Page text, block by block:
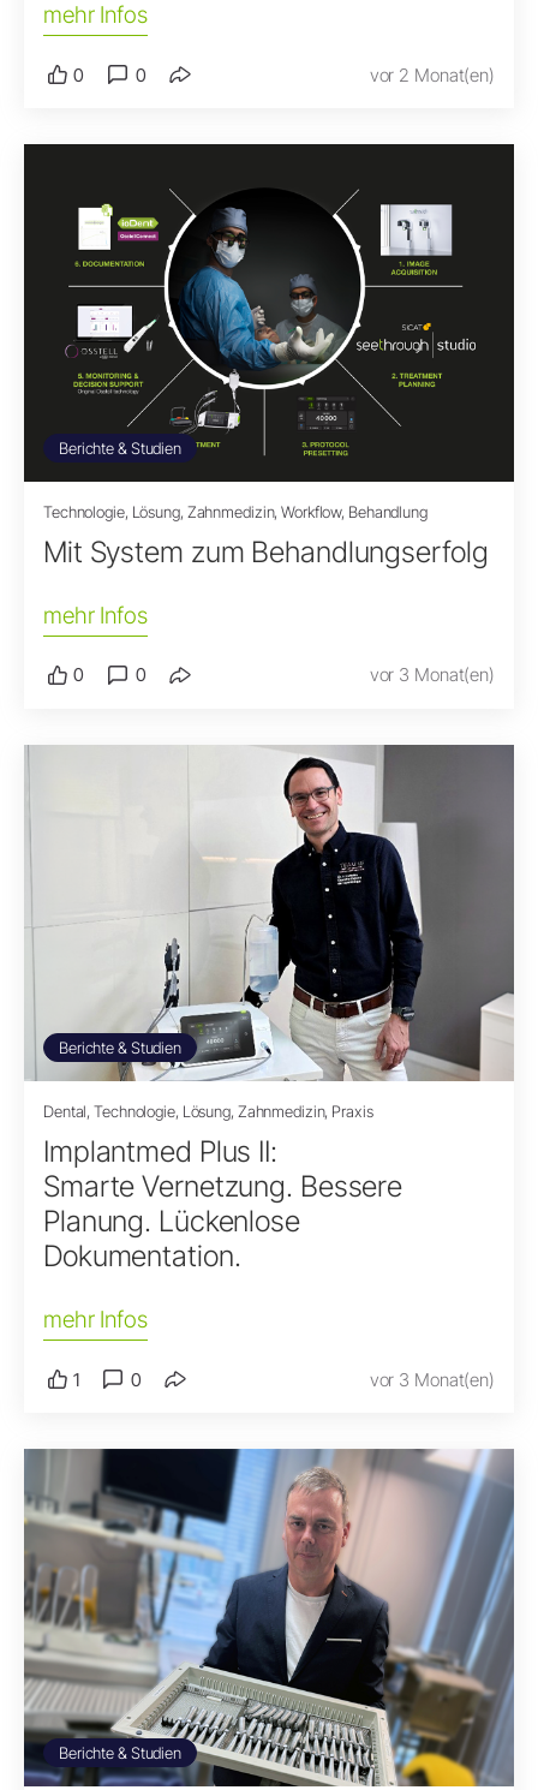
mehr Infos
0 0 vor 2 Monat(en)
Berichte & Studien
Technologie, Lösung, Zahnmedizin, Workflow, Behandlung
Mit System zum Behandlungserfolg
mehr Infos
0 0 vor 3 Monat(en)
Berichte & Studien
Dental, Technologie, Lösung, Zahnmedizin, Praxis
Implantmed Plus II:
Smarte Vernetzung. Bessere
Planung. Lückenlose
Dokumentation.
mehr Infos
1 0 vor 3 Monat(en)
Berichte & Studien